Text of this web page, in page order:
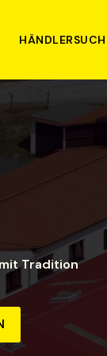
Tradition